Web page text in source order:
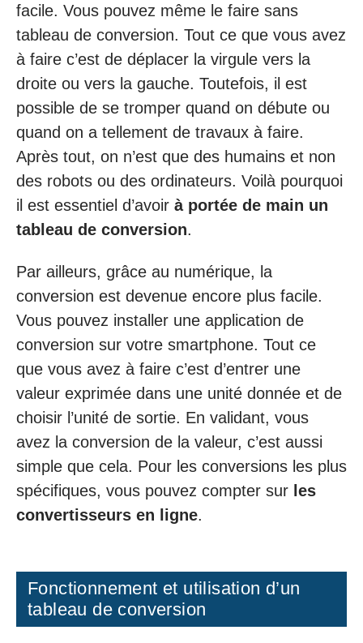
facile. Vous pouvez même le faire sans
tableau de conversion. Tout ce que vous avez
à faire c’est de déplacer la virgule vers la
droite ou vers la gauche. Toutefois, il est
possible de se tromper quand on débute ou
quand on a tellement de travaux à faire.
Après tout, on n’est que des humains et non
des robots ou des ordinateurs. Voilà pourquoi
il est essentiel d’avoir à portée de main un
tableau de conversion.
Par ailleurs, grâce au numérique, la
conversion est devenue encore plus facile.
Vous pouvez installer une application de
conversion sur votre smartphone. Tout ce
que vous avez à faire c’est d’entrer une
valeur exprimée dans une unité donnée et de
choisir l’unité de sortie. En validant, vous
avez la conversion de la valeur, c’est aussi
simple que cela. Pour les conversions les plus
spécifiques, vous pouvez compter sur les
convertisseurs en ligne.
Fonctionnement et utilisation d’un
tableau de conversion